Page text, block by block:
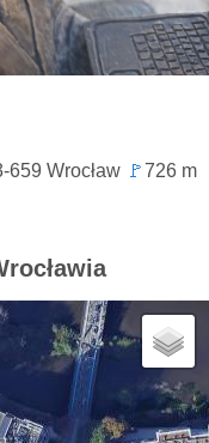
659 Wrocław 🚩726 m